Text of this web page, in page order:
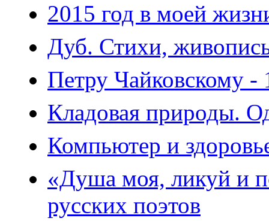
2015 год в моей
Дуб. Стихи,
Петру Чайковскому -
Кладовая природы.
Компьютер и
«Душа моя, ликуй и
русских поэтов